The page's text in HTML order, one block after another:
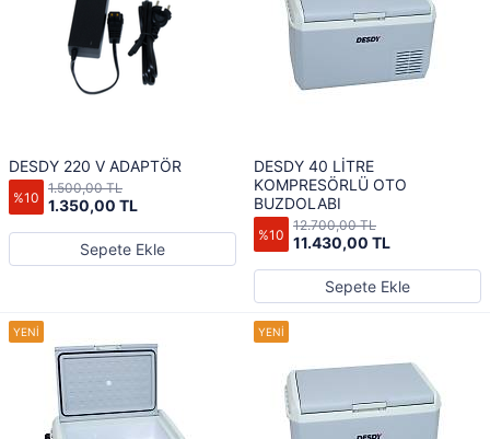
DESDY 220 V ADAPTÖR
%10 1.350,00 TL
1.500,00 TL
Sepete Ekle
DESDY 40 LİTRE
KOMPRESÖRLÜ OTO
BUZDOLABI
%10 11.430,00 TL
12.700,00 TL
Sepete Ekle